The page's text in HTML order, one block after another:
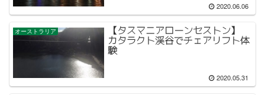
2020.06.06
オーストラリア 【タスマニアローンセストン】
カタラクト渓谷でチェアリフト体
験
2020.05.31